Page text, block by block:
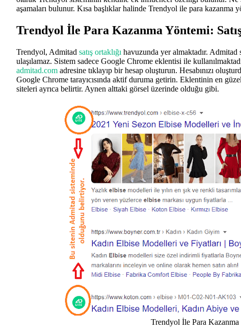
aşamaları bulunur. Kısa başlıklar halinde Trendyol ile para kazanma
Trendyol İle Para Kazanma Yöntemi:
Trendyol, Admitad satış ortaklığı havuzunda yer almaktadır. Admitad
ulaşılamaz. Sistem sadece Google Chrome eklentisi ile
admitad.com adresine tıklayıp bir hesap oluşturun. Hesabınızı
Google Chrome tarayıcısında aktif duruma getirin. Eklentinin en
siteleri ayrıca belirtir. Aynen alttaki görsel üzerinde olduğu gibi.
Trendyol İle Para